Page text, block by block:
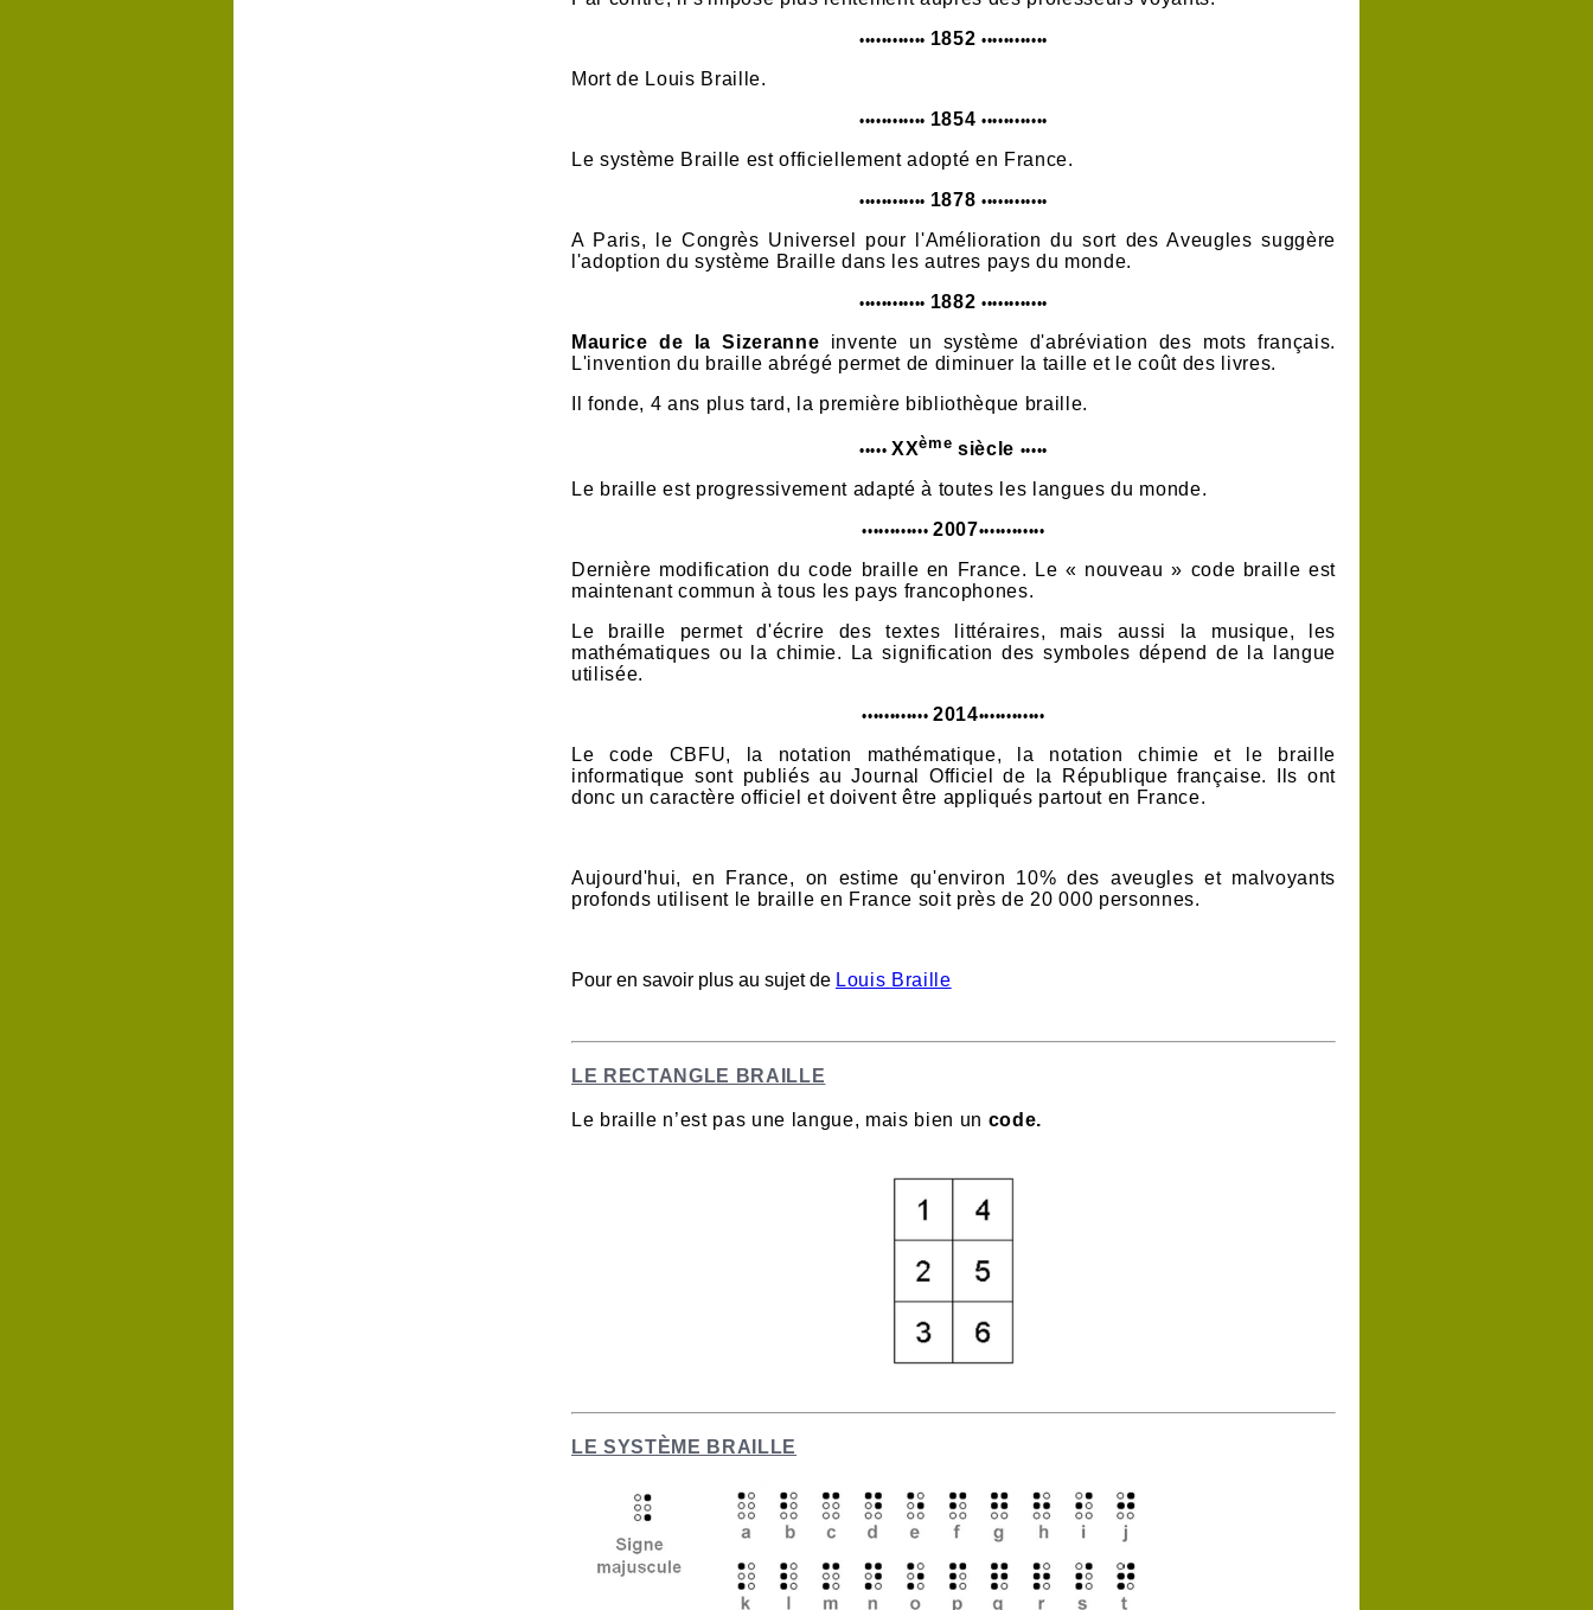
•••••••••••• 1852 ••••••••••••
Mort de Louis Braille.
•••••••••••• 1854 ••••••••••••
Le système Braille est officiellement adopté en France.
•••••••••••• 1878 ••••••••••••
A Paris, le Congrès Universel pour l'Amélioration du sort des Aveugles suggère
l'adoption du système Braille dans les autres pays du monde.
•••••••••••• 1882 ••••••••••••
Maurice de la Sizeranne invente un système d'abréviation des mots français.
L'invention du braille abrégé permet de diminuer la taille et le coût des livres.
Il fonde, 4 ans plus tard, la première bibliothèque braille.
••••• XXème siècle •••••
Le braille est progressivement adapté à toutes les langues du monde.
•••••••••••• 2007••••••••••••
Dernière modification du code braille en France.
Le « nouveau » code braille est
maintenant commun à tous les pays francophones.
Le braille permet d'écrire des textes littéraires, mais aussi la musique, les
mathématiques ou la chimie. La signification des symboles dépend de la langue
utilisée.
•••••••••••• 2014••••••••••••
Le code CBFU, la notation mathématique, la notation chimie et le braille
informatique sont publiés au Journal Officiel de la République française. Ils ont
donc un caractère officiel et doivent être appliqués partout en France.
Aujourd'hui, en France, on estime qu'environ 10% des aveugles et malvoyants
profonds utilisent le braille en France soit près de 20 000 personnes.
Pour en savoir plus au sujet de Louis Braille
LE RECTANGLE BRAILLE
Le braille n’est pas une langue, mais bien un code.
LE SYSTÈME BRAILLE